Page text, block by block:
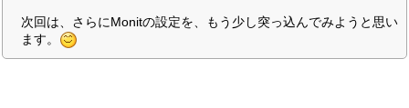
次回は、さらにMonitの設定を、もう少し突っ込んでみようと思い
ます。